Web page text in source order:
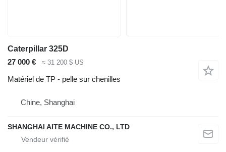
Caterpillar 325D
27 000 €
≈ 31 200 $ US
Matériel de TP - pelle sur chenilles
Chine, Shanghai
SHANGHAI AITE MACHINE CO., LTD